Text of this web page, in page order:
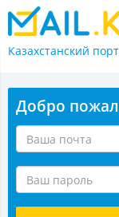
Казахстанский
Добро